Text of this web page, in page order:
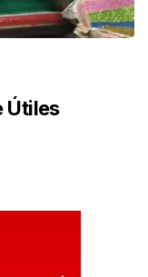
Útiles